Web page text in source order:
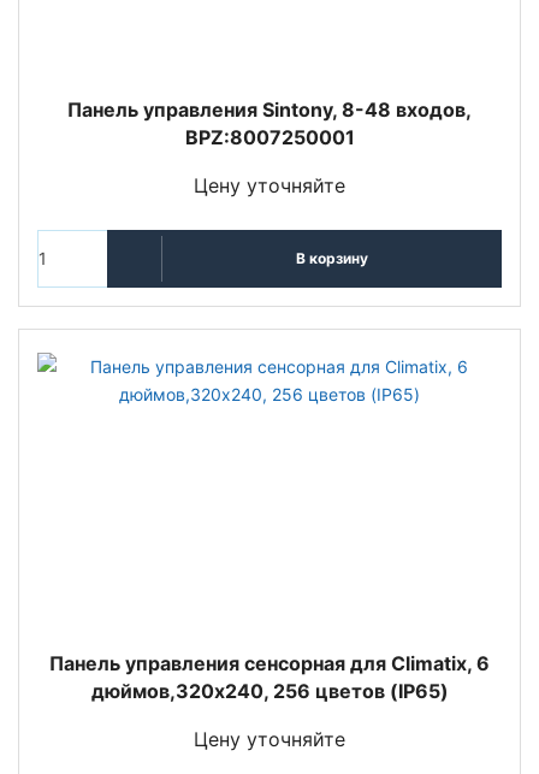
Панель управления Sintony, 8-48 входов,
BPZ:8007250001
Цену уточняйте
В корзину
Панель управления сенсорная для Climatix, 6
дюймов,320х240, 256 цветов (IP65)
Цену уточняйте